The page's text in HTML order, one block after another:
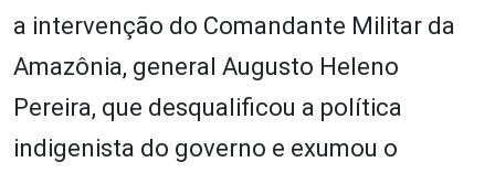
a intervenção do Comandante Militar da
Amazônia, general Augusto Heleno
Pereira, que desqualificou a política
indigenista do governo e exumou o